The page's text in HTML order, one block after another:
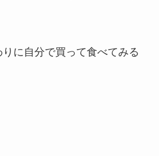
に自分で買って食べてみる